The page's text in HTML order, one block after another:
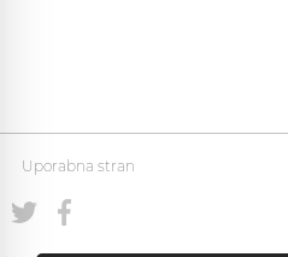
Uporabna stran